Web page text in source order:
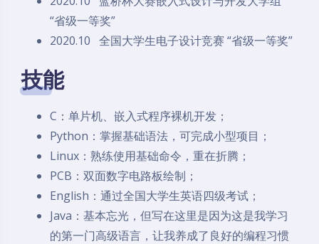
“省级一等奖”
2020.10 全国大学生电子设计竞赛 “省级一等奖”
技能
C：单片机、嵌入式程序裸机开发；
Python：掌握基础语法，可完成小型项目；
Linux：熟练使用基础命令，重在折腾；
PCB：双面数字电路板绘制；
English：通过全国大学生英语四级考试；
Java：基本忘光，但写在这里是因为这是我学习
的第一门高级语言，让我养成了良好的编程习惯